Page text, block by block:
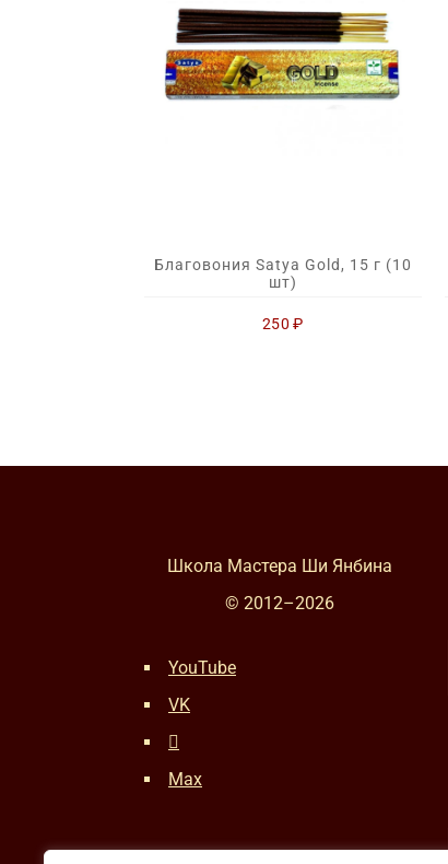
Благовония Satya Gold, 15 г (10
шт)
250₽
Школа Мастера Ши Янбина
© 2012–2026
YouTube
VK
Max